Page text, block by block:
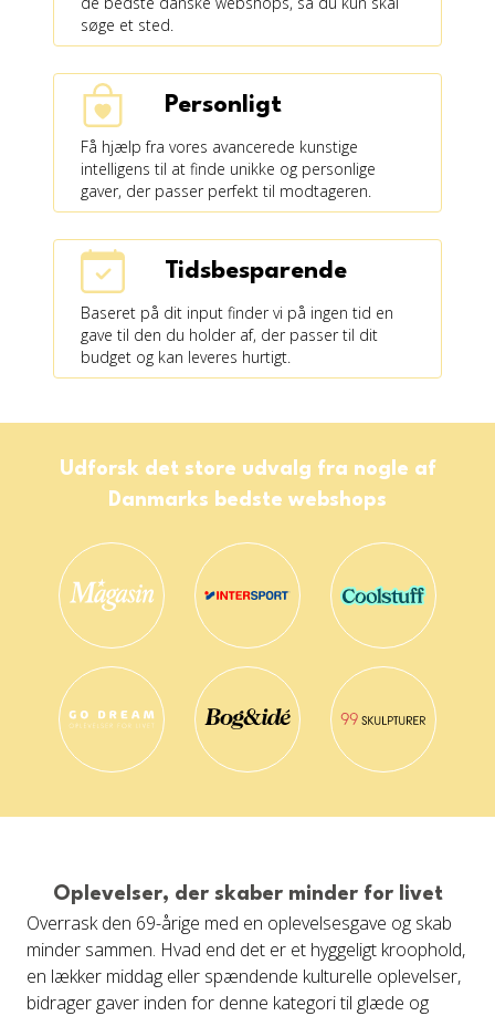
søge et sted.
Personligt
Få hjælp fra vores avancerede kunstige
intelligens til at finde unikke og personlige
gaver, der passer perfekt til modtageren.
Tidsbesparende
Baseret på dit input finder vi på ingen tid en
gave til den du holder af, der passer til dit
budget og kan leveres hurtigt.
Udforsk det store udvalg fra nogle af
Danmarks bedste webshops
Oplevelser, der skaber minder for livet
Overrask den 69-årige med en oplevelsesgave og skab
minder sammen. Hvad end det er et hyggeligt kroophold,
en lækker middag eller spændende kulturelle oplevelser,
bidrager gaver inden for denne kategori til glæde og